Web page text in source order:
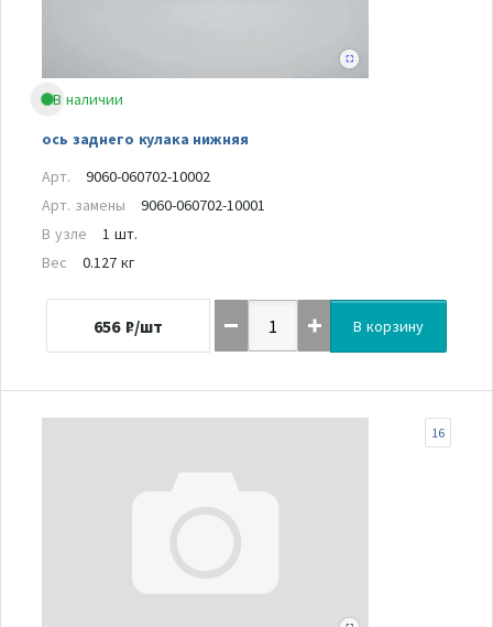
В наличии
ось заднего кулака нижняя
Арт.
9060-060702-10002
Арт. замены
9060-060702-10001
В узле
1 шт.
Вес
0.127 кг
656 ₽/шт В корзину
16